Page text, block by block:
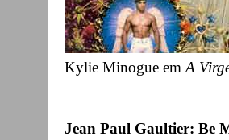
Kylie Minogue em A
Jean Paul Gaultier: Be